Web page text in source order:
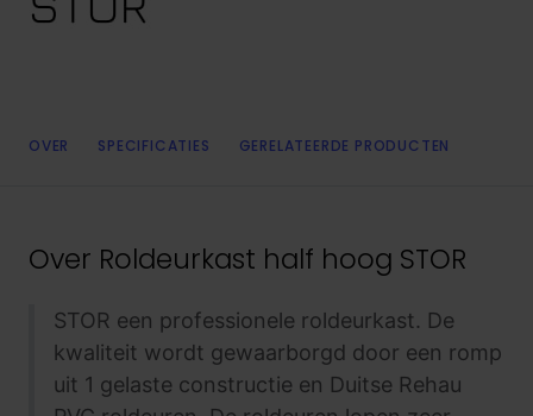
OVER SPECIFICATIES GERELATEERDE PRODUCTEN
Over Roldeurkast half hoog STOR
STOR een professionele roldeurkast. De
kwaliteit wordt gewaarborgd door een romp
uit 1 gelaste constructie en Duitse Rehau